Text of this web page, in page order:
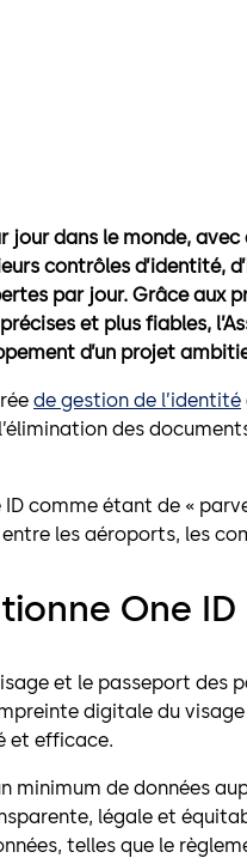
jour dans le monde,
contrôles d’identité,
par jour. Grâce aux
et plus fiables,
d’un projet
de gestion de l’identité
des
comme étant de «
les aéroports, les
One ID
et le passeport des
digitale du
et efficace.
minimum de données
légale et
telles que le